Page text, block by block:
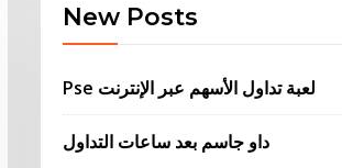
New Posts
Pse لعبة تداول الأسهم عبر الإنترنت
داو جاسم بعد ساعات التداول